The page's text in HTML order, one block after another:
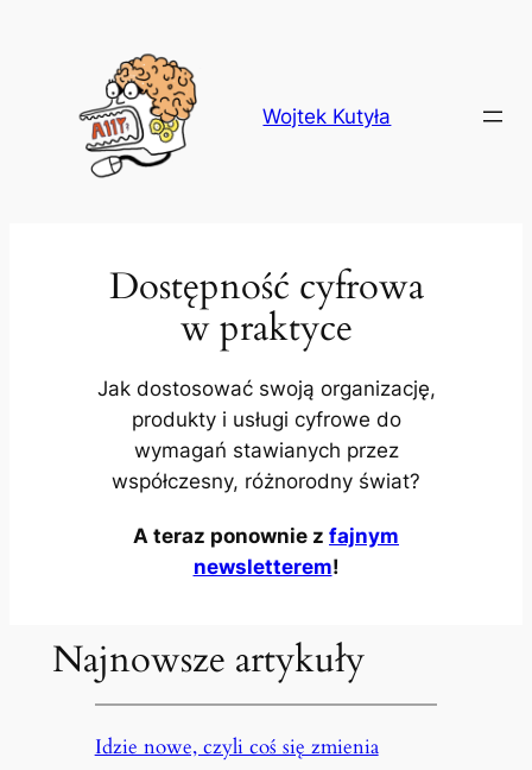
Wojtek Kutyła
Dostępność cyfrowa
w praktyce
Jak dostosować swoją organizację,
produkty i usługi cyfrowe do
wymagań stawianych przez
współczesny, różnorodny świat?
A teraz ponownie z fajnym
newsletterem!
Najnowsze artykuły
Idzie nowe, czyli coś się zmienia